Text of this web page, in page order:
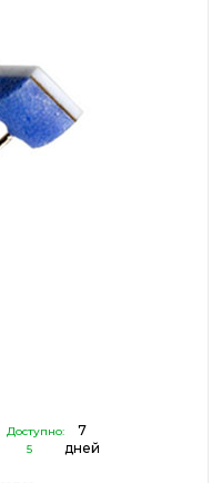
Доступно:
5
7
дней